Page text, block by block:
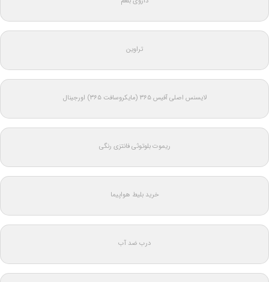
تراوین
لایسنس اصلی آفیس ۳۶۵ (مایکروسافت ۳۶۵) اورجینال
ریموت بلوتوثی فانتزی رنگی
خرید بلیط هواپیما
درب ضد آب